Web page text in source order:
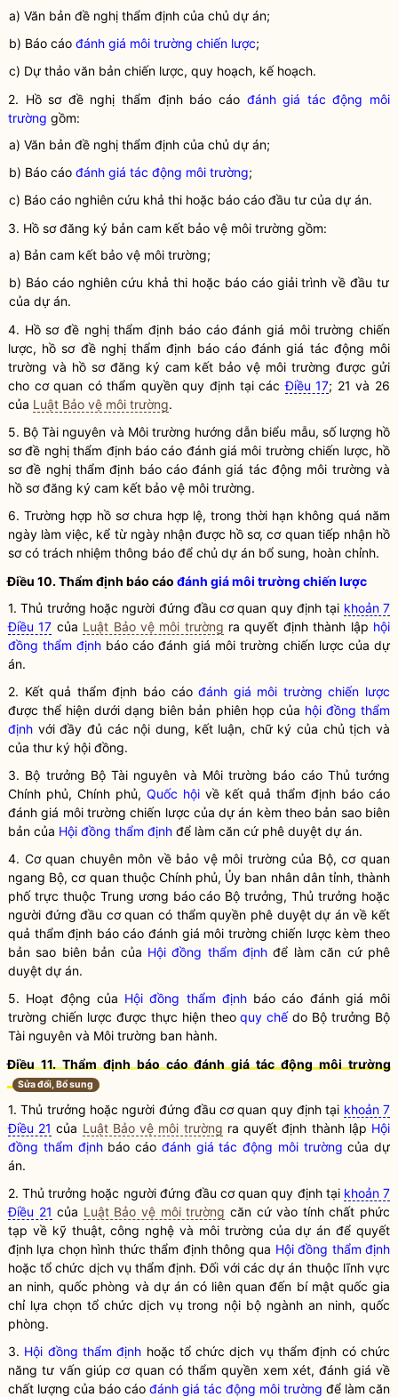
a) Văn bản đề nghị thẩm định của chủ dự án;
b) Báo cáo đánh giá môi trường chiến lược;
c) Dự thảo văn bản chiến lược, quy hoạch, kế hoạch.
2. Hồ sơ đề nghị thẩm định báo cáo đánh giá tác động môi
trường gồm:
a) Văn bản đề nghị thẩm định của chủ dự án;
b) Báo cáo đánh giá tác động môi trường;
c) Báo cáo nghiên cứu khả thi hoặc báo cáo đầu tư của dự án.
3. Hồ sơ đăng ký bản cam kết bảo vệ môi trường gồm:
a) Bản cam kết bảo vệ môi trường;
b) Báo cáo nghiên cứu khả thi hoặc báo cáo giải trình về đầu tư
của dự án.
4. Hồ sơ đề nghị thẩm định báo cáođánh giá môi trường chiến
lược, hồ sơ đề nghị thẩm định báo cáođánh giá tác động môi
trường và hồ sơ đăng ký cam kết bảo vệ môi trường được gửi
cho cơ quan có thẩm quyềnquy định tại cácĐiều 17; 21 và 26
của Luật Bảo vệ môi trường.
5. Bộ Tài nguyên và Môi trường hướng dẫn biểu mẫu, số lượng hồ
sơ đề nghị thẩm định báo cáo đánh giá môi trường chiến lược, hồ
sơ đề nghị thẩm định báo cáođánh giá tác động môi trường và
hồ sơ đăng ký cam kết bảo vệ môi trường.
6. Trường hợp hồ sơ chưa hợp lệ, trong thời hạn không quá năm
ngày làm việc, kể từ ngày nhận được hồ sơ, cơ quan tiếp nhận hồ
sơ có trách nhiệm thông báo để chủ dự án bổ sung, hoàn chỉnh.
Điều 10. Thẩm định báo cáo đánh giá môi trường chiến lược
1. Thủ trưởng hoặc người đứng đầu cơ quan quy định tại khoản 7
Điều 17 của Luật Bảo vệ môi trường ra quyết định thành lập hội
đồng thẩm định báo cáođánh giá môi trường chiến lược của dự
án.
2. Kết quả thẩm định báo cáođánh giá môi trường chiến lược
được thể hiện dưới dạng biên bản phiên họp của hội đồng thẩm
định với đầy đủ các nội dung, kết luận, chữ ký của chủ tịch và
của thư ký hội đồng.
3. Bộ trưởng Bộ Tài nguyên và Môi trường báo cáo Thủ tướng
Chính phủ, Chính phủ, Quốc hội về kết quả thẩm định báo cáo
đánh giá môi trường chiến lược của dự án kèm theo bản sao biên
bản của Hội đồng thẩm định để làm căn cứ phê duyệt dự án.
4. Cơ quan chuyên môn về bảo vệ môi trường của Bộ, cơ quan
ngang Bộ, cơ quan thuộc Chính phủ, Ủy ban nhân dân tỉnh, thành
phố trực thuộc Trung ương báo cáo Bộ trưởng, Thủ trưởng hoặc
người đứng đầu cơ quan có thẩmquyền phê duyệt dự án về kết
quả thẩm định báo cáo đánh giá môi trường chiến lược kèm theo
bản sao biên bản của Hội đồng thẩm định để làm căn cứ phê
duyệt dự án.
5. Hoạt động của Hội đồng thẩm địnhbáo cáo đánh giá môi
trường chiến lược được thực hiện theoquy chếdo Bộ trưởng Bộ
Tài nguyên và Môi trường ban hành.
Điều 11. Thẩm định báo cáo đánh giá tác động môi trường
Sửa đổi, Bổ sung
1. Thủ trưởng hoặc người đứng đầu cơ quan quy định tại khoản 7
Điều 21 của Luật Bảo vệ môi trường ra quyết định thành lập Hội
đồng thẩm địnhbáo cáo đánh giá tác động môi trường của dự
án.
2. Thủ trưởng hoặc người đứng đầu cơ quan quy định tại khoản 7
Điều 21 của Luật Bảo vệ môi trường căn cứ vào tính chất phức
tạp về kỹ thuật, công nghệ và môi trường của dự án để quyết
định lựa chọn hình thức thẩm định thông qua Hội đồng thẩm định
hoặc tổ chức dịch vụ thẩm định. Đối với các dự án thuộc lĩnh vực
an ninh, quốc phòng và dự án có liên quan đến bí mật quốc gia
chỉ lựa chọn tổ chức dịch vụ trong nội bộ ngành an ninh, quốc
phòng.
3. Hội đồng thẩm định hoặc tổ chức dịch vụ thẩm định có chức
năng tư vấn giúp cơ quan có thẩmquyền xem xét, đánh giá về
chất lượng của báo cáo đánh giá tác động môi trường để làm căn